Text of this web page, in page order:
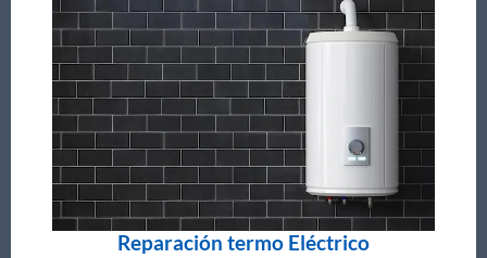
Reparación termo Eléctrico